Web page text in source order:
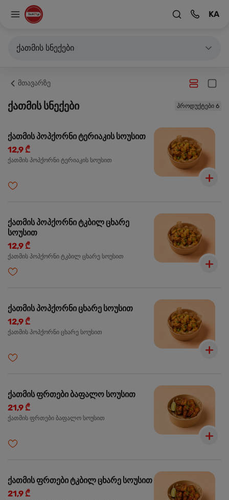
KA
ქათმის სნექები
მთავარზე
ქათმის სნექები პროდუქტები 6
ქათმის პოპქორნი ტერიაკის სოუსით
12,9 ₾
ქათმის პოპქორნი ტერიაკის სოუსით
ქათმის პოპქორნი ტკბილ ცხარე
სოუსით
12,9 ₾
ქათმის პოპქორნი ტკბილ ცხარე სოუსით
ქათმის პოპქორნი ცხარე სოუსით
12,9 ₾
ქათმის პოპქორნი ცხარე სოუსით
ქათმის ფრთები ბაფალო სოუსით
21,9 ₾
ქათმის ფრთები ბაფალო სოუსით
ქათმის ფრთები ტკბილ ცხარე სოუსით
21,9 ₾